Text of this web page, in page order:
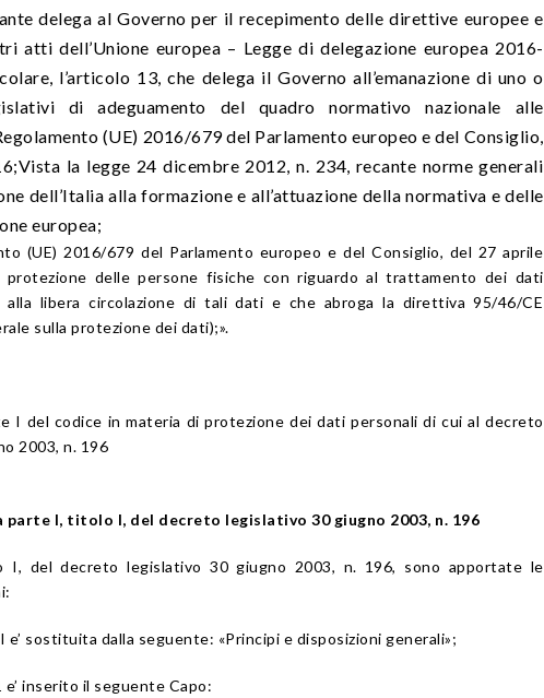
delega al Governo per il recepimento delle direttive europee e
atti dell’Unione europea – Legge di delegazione europea 2016-
l’articolo 13, che delega il Governo all’emanazione di uno o
di adeguamento del quadro normativo nazionale alle
(UE) 2016/679 del Parlamento europeo e del Consiglio,
la legge 24 dicembre 2012, n. 234, recante norme generali
dell’Italia alla formazione e all’attuazione della normativa e delle
europea;
(UE) 2016/679 del Parlamento europeo e del Consiglio, del 27 aprile
protezione delle persone fisiche con riguardo al trattamento dei dati
alla libera circolazione di tali dati e che abroga la direttiva 95/46/CE
sulla protezione dei dati);».
I del codice in materia di protezione dei dati personali di cui al decreto
2003, n. 196
I, titolo I, del decreto legislativo 30 giugno 2003, n. 196
del decreto legislativo 30 giugno 2003, n. 196, sono apportate le
e’ sostituita dalla seguente: «Principi e disposizioni generali»;
e’ inserito il seguente Capo: